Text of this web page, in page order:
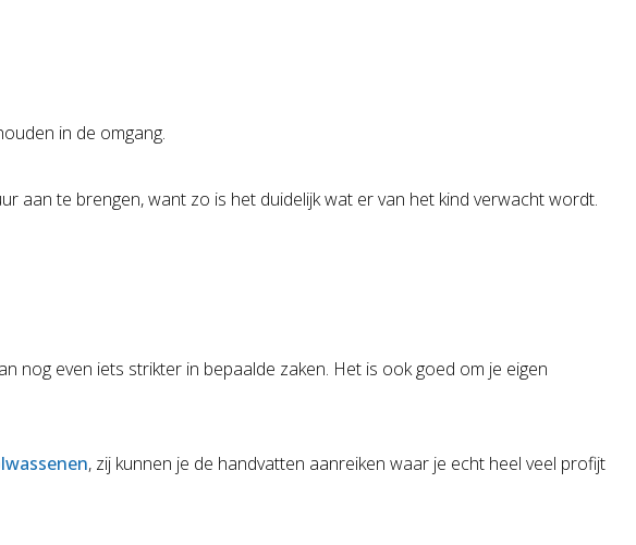
in de omgang.
aan te brengen, want zo is het duidelijk wat er van het kind verwacht wordt.
nog even iets strikter in bepaalde zaken. Het is ook goed om je eigen
, zij kunnen je de handvatten aanreiken waar je echt heel veel profijt